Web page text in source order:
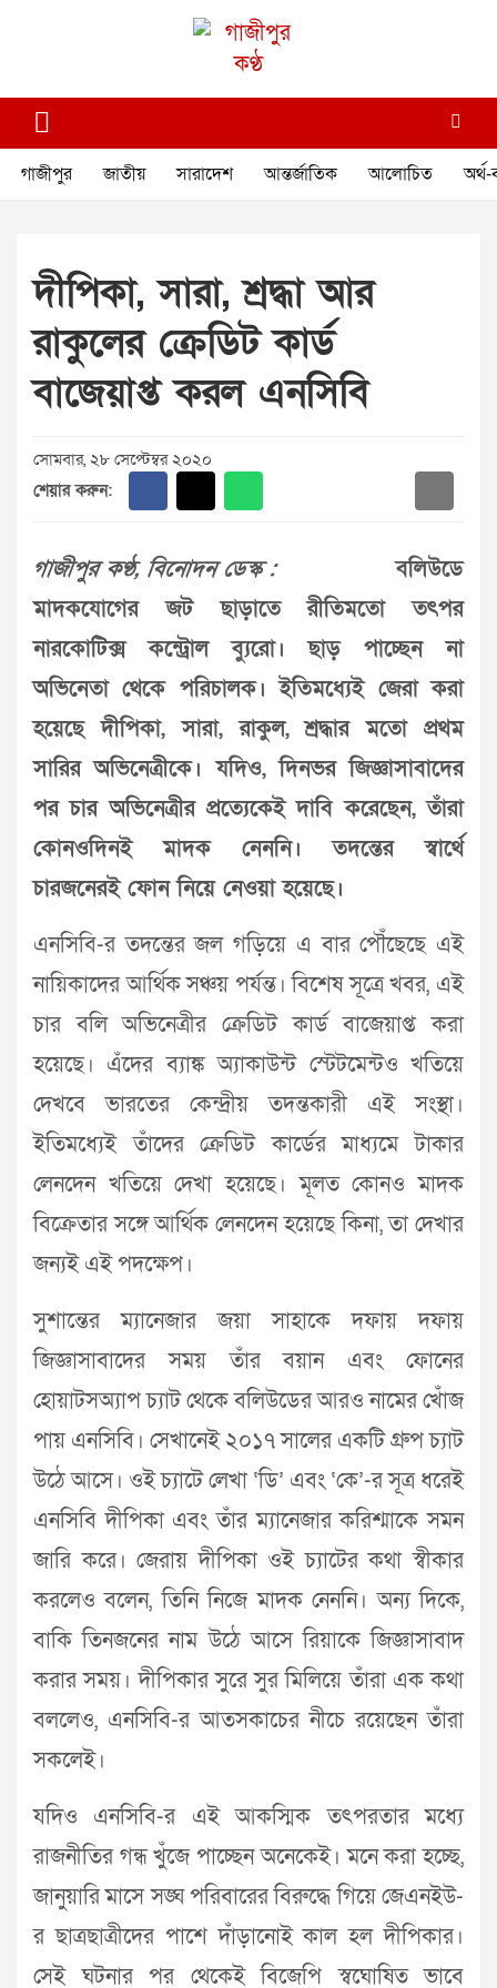
গাজীপুর কণ্ঠ
গাজীপুর জাতীয় সারাদেশ আন্তর্জাতিক আলোচিত অর্থ-
দীপিকা, সারা, শ্রদ্ধা আর
রাকুলের ক্রেডিট কার্ড
বাজেয়াপ্ত করল এনসিবি
সোমবার, ২৮ সেপ্টেম্বর ২০২০
শেয়ার করুন:
গাজীপুর কণ্ঠ, বিনোদন ডেস্ক :বলিউডে
মাদকযোগের জট ছাড়াতে রীতিমতো তৎপর
নারকোটিক্স কন্ট্রোল ব্যুরো। ছাড় পাচ্ছেন না
অভিনেতা থেকে পরিচালক। ইতিমধ্যেই জেরা করা
হয়েছে দীপিকা, সারা, রাকুল, শ্রদ্ধার মতো প্রথম
সারির অভিনেত্রীকে। যদিও, দিনভর জিজ্ঞাসাবাদের
পর চার অভিনেত্রীর প্রত্যেকেই দাবি করেছেন, তাঁরা
কোনওদিনই মাদক নেননি। তদন্তের স্বার্থে
চারজনেরই ফোন নিয়ে নেওয়া হয়েছে।
এনসিবি-র তদন্তের জল গড়িয়ে এ বার পৌঁছেছে এই
নায়িকাদের আর্থিক সঞ্চয় পর্যন্ত। বিশেষ সূত্রে খবর, এই
চার বলি অভিনেত্রীর ক্রেডিট কার্ড বাজেয়াপ্ত করা
হয়েছে। এঁদের ব্যাঙ্ক অ্যাকাউন্ট স্টেটমেন্টও খতিয়ে
দেখবে ভারতের কেন্দ্রীয় তদন্তকারী এই সংস্থা।
ইতিমধ্যেই তাঁদের ক্রেডিট কার্ডের মাধ্যমে টাকার
লেনদেন খতিয়ে দেখা হয়েছে। মূলত কোনও মাদক
বিক্রেতার সঙ্গে আর্থিক লেনদেন হয়েছে কিনা, তা দেখার
জন্যই এই পদক্ষেপ।
সুশান্তের ম্যানেজার জয়া সাহাকে দফায় দফায়
জিজ্ঞাসাবাদের সময় তাঁর বয়ান এবং ফোনের
হোয়াটসঅ্যাপ চ্যাট থেকে বলিউডের আরও নামের খোঁজ
পায় এনসিবি। সেখানেই ২০১৭ সালের একটি গ্রুপ চ্যাট
উঠে আসে। ওই চ্যাটে লেখা ‘ডি’ এবং ‘কে’-র সূত্র ধরেই
এনসিবি দীপিকা এবং তাঁর ম্যানেজার করিশ্মাকে সমন
জারি করে। জেরায় দীপিকা ওই চ্যাটের কথা স্বীকার
করলেও বলেন, তিনি নিজে মাদক নেননি। অন্য দিকে,
বাকি তিনজনের নাম উঠে আসে রিয়াকে জিজ্ঞাসাবাদ
করার সময়। দীপিকার সুরে সুর মিলিয়ে তাঁরা এক কথা
বললেও, এনসিবি-র আতসকাচের নীচে রয়েছেন তাঁরা
সকলেই।
যদিও এনসিবি-র এই আকস্মিক তৎপরতার মধ্যে
রাজনীতির গন্ধ খুঁজে পাচ্ছেন অনেকেই। মনে করা হচ্ছে,
জানুয়ারি মাসে সঙ্ঘ পরিবারের বিরুদ্ধে গিয়ে জেএনইউ-
র ছাত্রছাত্রীদের পাশে দাঁড়ানোই কাল হল দীপিকার।
সেই ঘটনার পর থেকেই বিজেপি স্বঘোষিত ভাবে